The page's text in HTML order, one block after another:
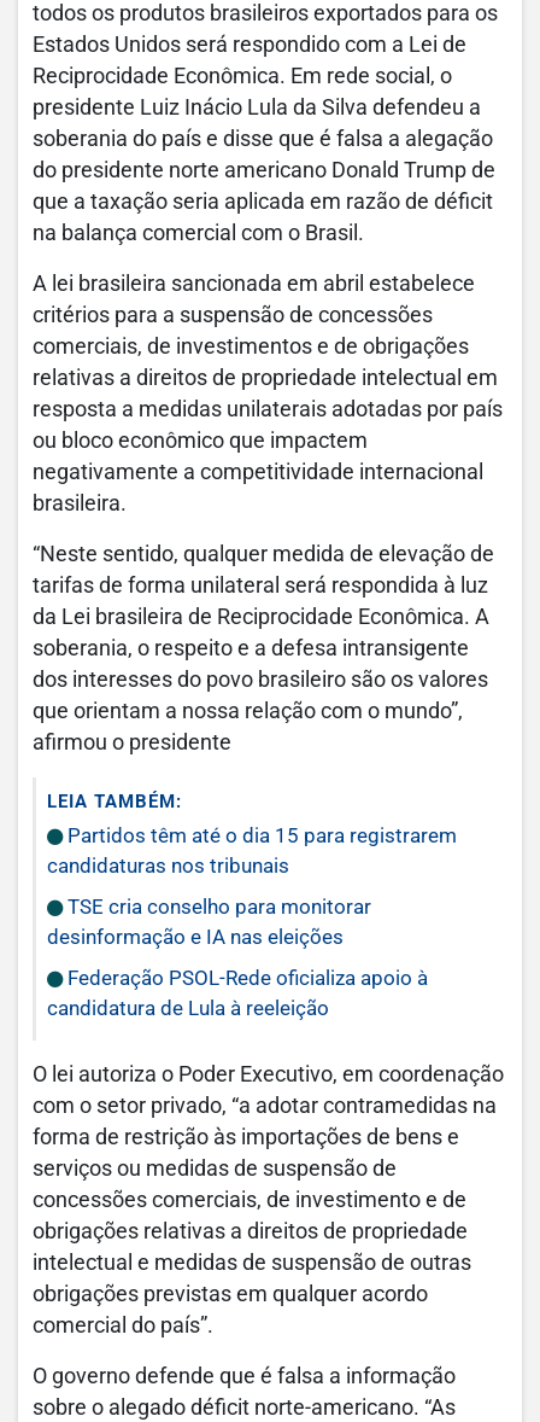
todos os produtos brasileiros exportados para os
Estados Unidos será respondido com a Lei de
Reciprocidade Econômica. Em rede social, o
presidente Luiz Inácio Lula da Silva defendeu a
soberania do país e disse que é falsa a alegação
do presidente norte americano Donald Trump de
que a taxação seria aplicada em razão de déficit
na balança comercial com o Brasil.
A lei brasileira sancionada em abril estabelece
critérios para a suspensão de concessões
comerciais, de investimentos e de obrigações
relativas a direitos de propriedade intelectual em
resposta a medidas unilaterais adotadas por país
ou bloco econômico que impactem
negativamente a competitividade internacional
brasileira.
“Neste sentido, qualquer medida de elevação de
tarifas de forma unilateral será respondida à luz
da Lei brasileira de Reciprocidade Econômica. A
soberania, o respeito e a defesa intransigente
dos interesses do povo brasileiro são os valores
que orientam a nossa relação com o mundo”,
afirmou o presidente
LEIA TAMBÉM:
Partidos têm até o dia 15 para registrarem
candidaturas nos tribunais
TSE cria conselho para monitorar
desinformação e IA nas eleições
Federação PSOL-Rede oficializa apoio à
candidatura de Lula à reeleição
O lei autoriza o Poder Executivo, em coordenação
com o setor privado, “a adotar contramedidas na
forma de restrição às importações de bens e
serviços ou medidas de suspensão de
concessões comerciais, de investimento e de
obrigações relativas a direitos de propriedade
intelectual e medidas de suspensão de outras
obrigações previstas em qualquer acordo
comercial do país”.
O governo defende que é falsa a informação
sobre o alegado déficit norte-americano. “As